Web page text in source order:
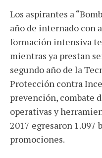
Los aspirantes a
año de internado con
formación intensiva
mientras ya prestan
segundo año de la
Protección contra
prevención, combate
operativas y
2017 egresaron 1.097
promociones.